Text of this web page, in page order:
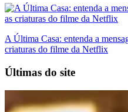
A Última Casa: entenda a
criaturas do filme da Netflix
Últimas do site